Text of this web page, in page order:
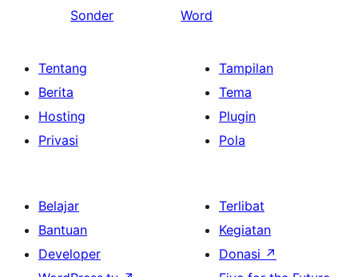
Sonder
Word
Tentang
Berita
Hosting
Privasi
Tampilan
Tema
Plugin
Pola
Belajar
Bantuan
Developer
Terlibat
Kegiatan
Donasi ↗